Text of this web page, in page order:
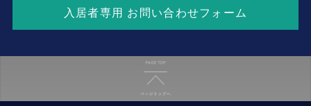
入居者専用 お問い合わせフォーム